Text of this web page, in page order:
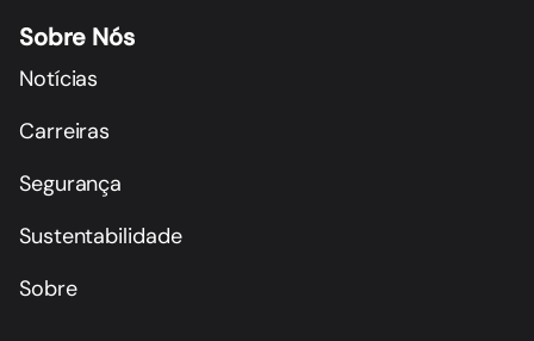
Sobre Nós
Notícias
Carreiras
Segurança
Sustentabilidade
Sobre